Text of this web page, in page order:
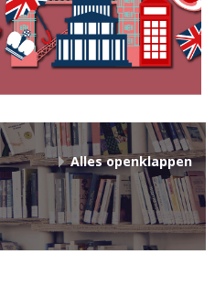
Alles openklappen